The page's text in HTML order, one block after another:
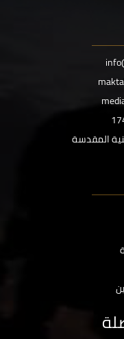
المقدسة